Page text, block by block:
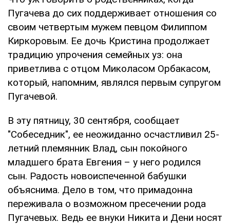
Пугачева до сих поддерживает отношения со
своим четвертым мужем певцом Филиппом
Киркоровым. Ее дочь Кристина продолжает
традицию упрочения семейных уз: она
приветлива с отцом Миколасом Орбакасом,
который, напомним, являлся первым супругом
Пугачевой.
В эту пятницу, 30 сентября, сообщает
"Собеседник", ее неожиданно осчастливил 25-
летний племянник Влад, сын покойного
младшего брата Евгения – у него родился
сын. Радость новоиспеченной бабушки
объяснима. Дело в том, что примадонна
переживала о возможном пресечении рода
Пугачевых. Ведь ее внуки Никита и Дени носят